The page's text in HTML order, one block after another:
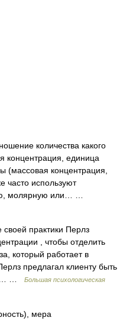
количества какого
концентрация, единица
(массовая концентрация,
часто используют
молярную или… …
практики Перлз
, чтобы отделить
который работает в
предлагал клиенту быть
…
Большая психологическая
мера